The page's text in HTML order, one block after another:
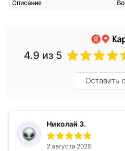
Описание
4.9 из 5
Оставить
Николай З.
2 августа 2026